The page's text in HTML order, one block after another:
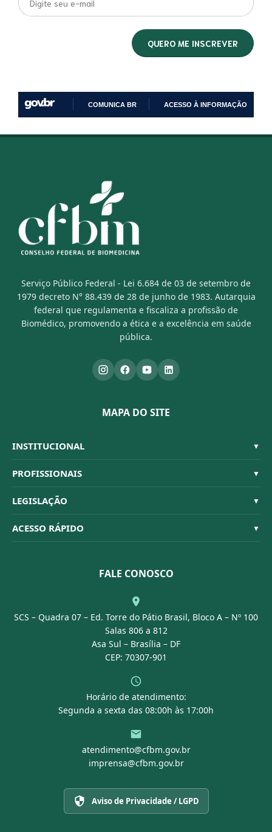
PARA
COMUNICA BR ACESSO À INFORMAÇÃO
Serviço Público Federal - Lei 6.684 de 03 de setembro de
1979 decreto N° 88.439 de 28 de junho de 1983. Autarquia
federal que regulamenta e fiscaliza a profissão de
Biomédico, promovendo a ética e a excelência em saúde
pública.
MAPA DO SITE
INSTITUCIONAL ▼
Sistema CFBM
Quem Somos
Organograma
Conselheiros
PROFISSIONAIS ▼
Habilitações
Código de Ética
Dúvidas Frequentes
LEGISLAÇÃO ▼
Resoluções
ACESSO RÁPIDO ▼
Portal Transparência
FALE CONOSCO
SCS – Quadra 07 – Ed. Torre do Pátio Brasil, Bloco A – Nº 100
Salas 806 a 812
Asa Sul – Brasília – DF
CEP: 70307-901
Horário de atendimento:
Segunda a sexta das 08:00h às 17:00h
atendimento@cfbm.gov.br
imprensa@cfbm.gov.br
Aviso de Privacidade / LGPD